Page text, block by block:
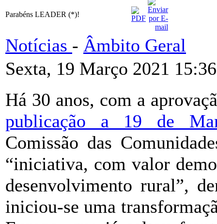
Parabéns LEADER (*)!
Notícias - Âmbito Geral
Sexta, 19 Março 2021 15:36
Há 30 anos, com a
publicação a 19 de
Comissão das
“iniciativa, com valor
desenvolvimento rural”,
iniciou-se uma